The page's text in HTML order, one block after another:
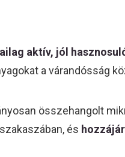
aktív, jól
a várandósság
összehangolt
és